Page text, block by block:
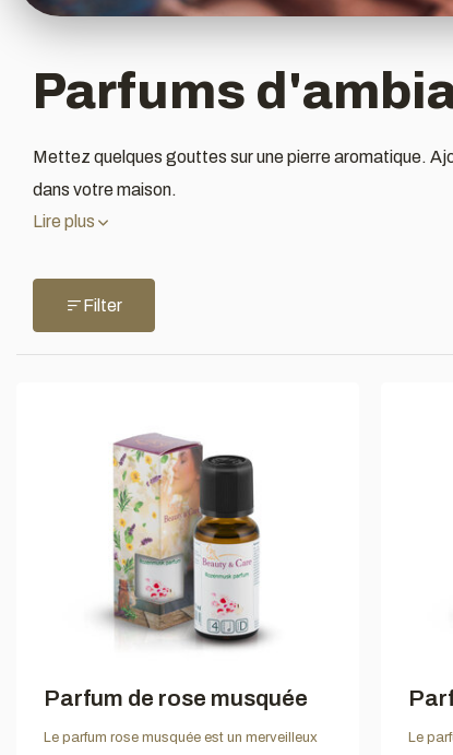
Parfums
Mettez quelques gouttes sur une pierre aromatique.
dans votre maison.
Lire plus
Filter
Parfum de rose musquée
Le parfum rose musquée est un merveilleux
Le